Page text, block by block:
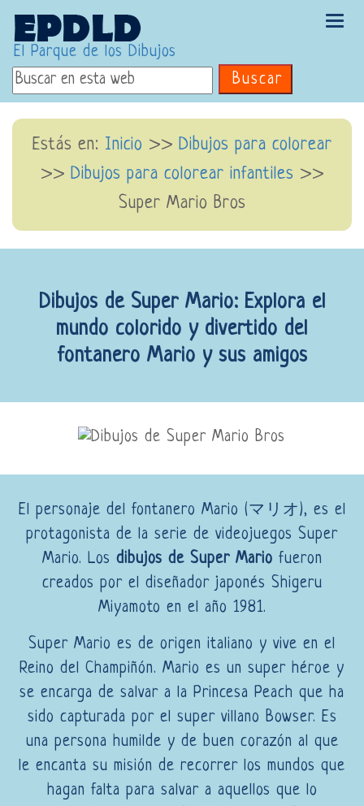
El Parque de los Dibujos
Buscar
Estás en: Inicio >> Dibujos para colorear
>> Dibujos para colorear infantiles >>
Super Mario Bros
Dibujos de Super Mario: Explora el
mundo colorido y divertido del
fontanero Mario y sus amigos
El personaje del fontanero Mario (マリオ), es el
protagonista de la serie de videojuegos Super
Mario. Los dibujos de Super Mario fueron
creados por el diseñador japonés Shigeru
Miyamoto en el año 1981.
Super Mario es de origen italiano y vive en el
Reino del Champiñón. Mario es un super héroe y
se encarga de salvar a la Princesa Peach que ha
sido capturada por el super villano Bowser. Es
una persona humilde y de buen corazón al que
le encanta su misión de recorrer los mundos que
hagan falta para salvar a aquellos que lo